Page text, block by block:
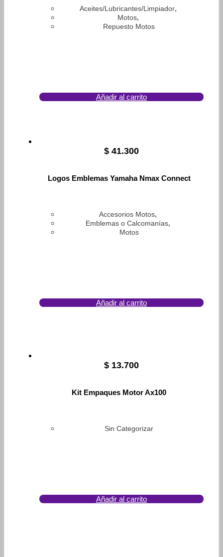
Aceites/Lubricantes/Limpiador,
Motos,
Repuesto Motos
Añadir al carrito
$ 41.300
Logos Emblemas Yamaha Nmax Connect
Accesorios Motos,
Emblemas o Calcomanías,
Motos
Añadir al carrito
$ 13.700
Kit Empaques Motor Ax100
Sin Categorizar
Añadir al carrito